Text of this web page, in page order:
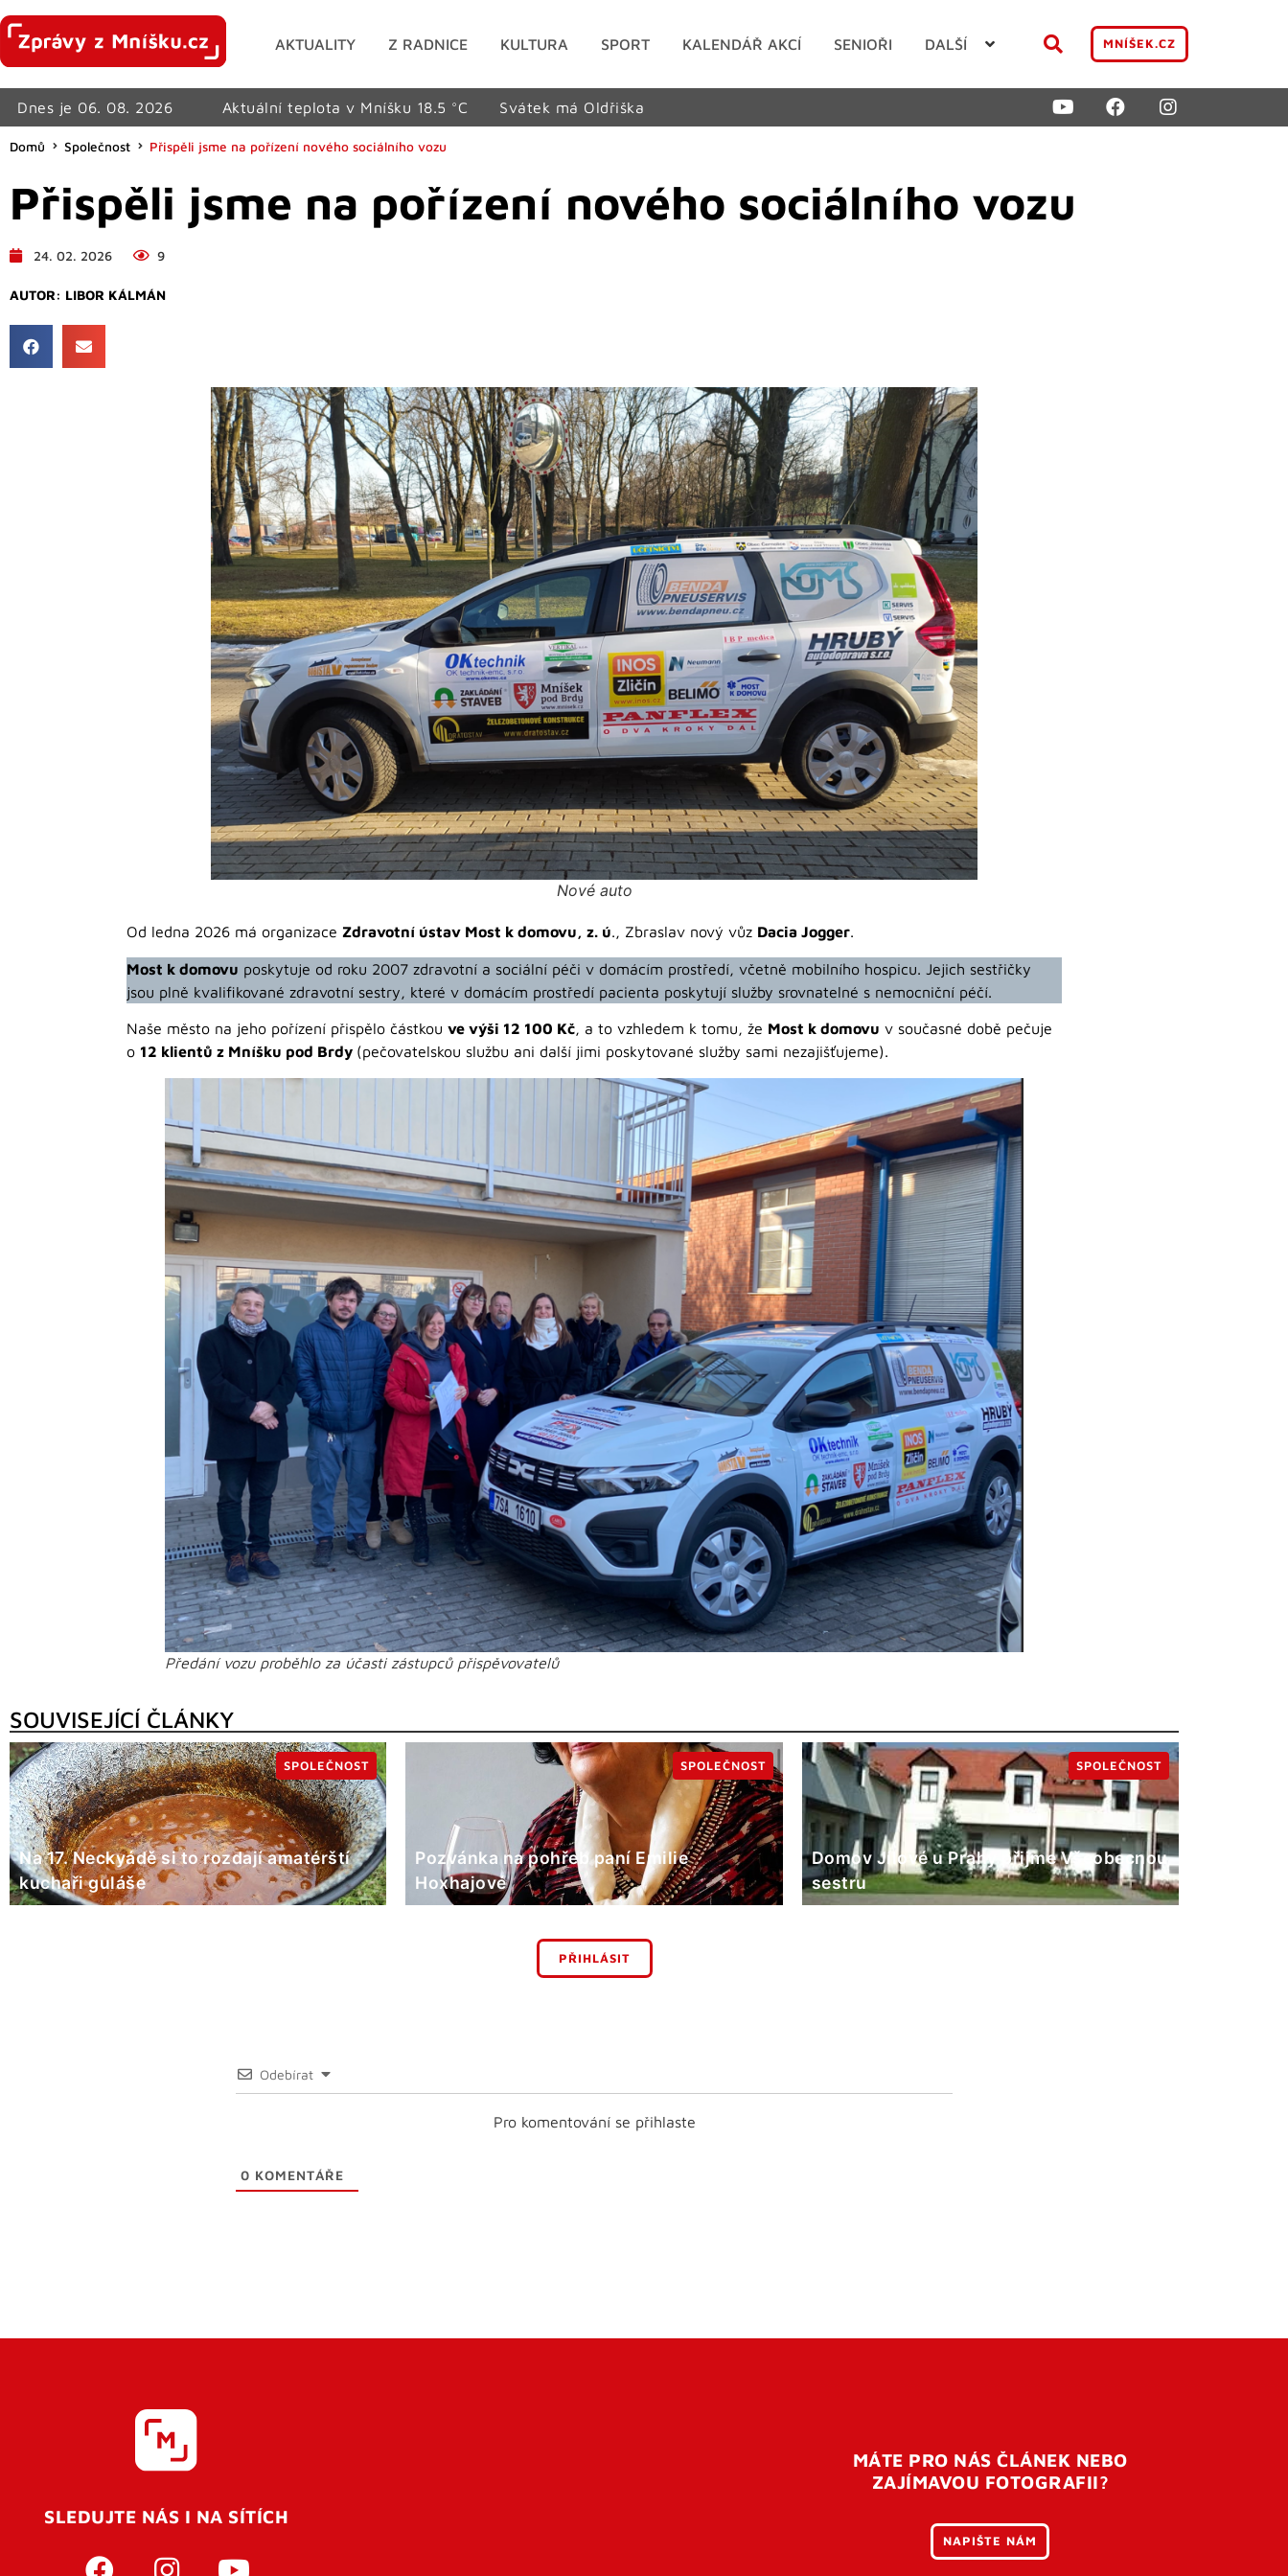
AKTUALITY Z RADNICE KULTURA SPORT KALENDÁŘ AKCÍ SENIOŘI DALŠÍ MNÍŠEK.CZ
Dnes je 06. 08. 2026 Aktuální teplota v Mníšku 18.5 °C Svátek má Oldřiška
Domů Společnost Přispěli jsme na pořízení nového sociálního vozu
Přispěli jsme na pořízení nového sociálního vozu
24. 02. 2026 9
AUTOR: LIBOR KÁLMÁN
Nové auto
Od ledna 2026 má organizace Zdravotní ústav Most k domovu, z. ú., Zbraslav nový vůz Dacia Jogger.
Most k domovu poskytuje od roku 2007 zdravotní a sociální péči v domácím prostředí, včetně mobilního hospicu. Jejich sestřičky
jsou plně kvalifikované zdravotní sestry, které v domácím prostředí pacienta poskytují služby srovnatelné s nemocniční péčí.
Naše město na jeho pořízení přispělo částkou ve výši 12 100 Kč, a to vzhledem k tomu, že Most k domovu v současné době pečuje
o 12 klientů z Mníšku pod Brdy (pečovatelskou službu ani další jimi poskytované služby sami nezajišťujeme).
Předání vozu proběhlo za účasti zástupců přispěvovatelů
SOUVISEJÍCÍ ČLÁNKY
Na 17. Neckyádě si to rozdají amatérští
kuchaři guláše
SPOLEČNOST
Pozvánka na pohřeb paní Emilie
Hoxhajové
SPOLEČNOST
Domov Jílové u Prahy přijme Všeobecnou
sestru
SPOLEČNOST
PŘIHLÁSIT
Odebírat
Pro komentování se přihlaste
0 KOMENTÁŘE
SLEDUJTE NÁS I NA SÍTÍCH
MÁTE PRO NÁS ČLÁNEK NEBO
ZAJÍMAVOU FOTOGRAFII?
NAPIŠTE NÁM